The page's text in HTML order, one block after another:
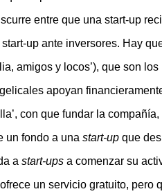
entre que una start-up
up ante inversores. Hay
amigos y locos’), que son
apoyan
con que fundar la
un fondo a una start-up que
a start-ups a comenzar su
un servicio gratuito, pero